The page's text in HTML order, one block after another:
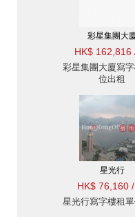
彩星集團大
HK$ 162,816
彩星集團大廈寫
位出租
星光行
HK$ 76,160 /
星光行寫字樓租